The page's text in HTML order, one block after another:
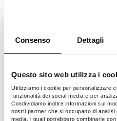
Consenso Dettagli
Questo sito web utilizza i
Utilizziamo i cookie per personalizzare
funzionalità dei social media e per
Condividiamo inoltre informazioni sul
nostri partner che si occupano di analisi
media, i quali potrebbero combinarle
realtà è la soglia
marchio o dal
seconda del
Essere pagati–
commissioni del
Metodi di